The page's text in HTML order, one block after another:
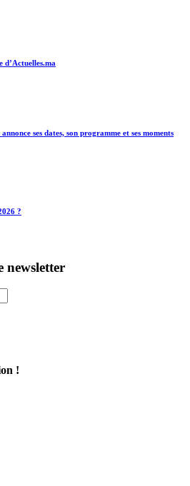
d’Actuelles.ma
ses dates, son programme et ses moments
?
newsletter
!